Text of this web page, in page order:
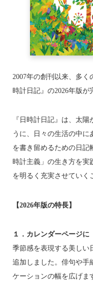
2007年の創刊以来、多く
時計日記』の2026年版が
『日時計日記』は、太
うに、日々の生活の中
を書き留めるための日記
時計主義」の生き方を実
を明るく充実させていく
【2026年版の特長】
１．カレンダーページに
季節感を表現する美しい
追加しました。俳句や手
ケーションの幅を広げま